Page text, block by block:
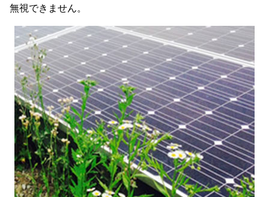
無視できません。